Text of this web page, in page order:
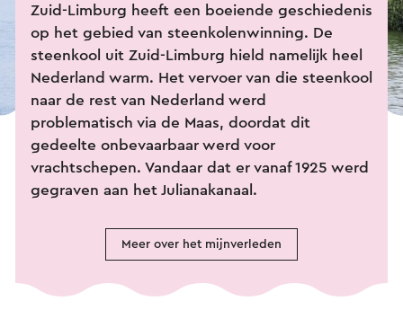
Zuid-Limburg heeft een boeiende geschiedenis
op het gebied van steenkolenwinning. De
steenkool uit Zuid-Limburg hield namelijk heel
Nederland warm. Het vervoer van die steenkool
naar de rest van Nederland werd
problematisch via de Maas, doordat dit
gedeelte onbevaarbaar werd voor
vrachtschepen. Vandaar dat er vanaf 1925 werd
gegraven aan het Julianakanaal.
Meer over het mijnverleden